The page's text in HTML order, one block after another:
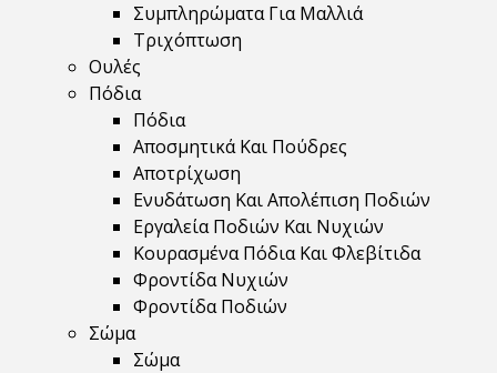
Συμπληρώματα Για Μαλλιά
Τριχόπτωση
Ουλές
Πόδια
Πόδια
Αποσμητικά Και Πούδρες
Αποτρίχωση
Ενυδάτωση Και Απολέπιση Ποδιών
Εργαλεία Ποδιών Και Νυχιών
Κουρασμένα Πόδια Και Φλεβίτιδα
Φροντίδα Νυχιών
Φροντίδα Ποδιών
Σώμα
Σώμα